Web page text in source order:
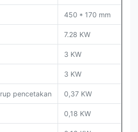
450 * 170 mm
7.28 KW
3 KW
3 KW
pencetakan 0,37 KW
0,18 KW